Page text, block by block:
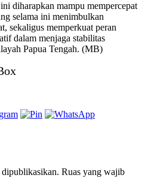
diharapkan mampu mempercepat
selama ini menimbulkan
sekaligus memperkuat peran
dalam menjaga stabilitas
Papua Tengah. (MB)
Ruas yang wajib